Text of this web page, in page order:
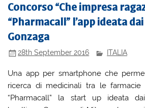
Concorso “Che impresa
“Pharmacall” l’app ideata
Gonzaga
28th September 2016 ITALIA
Una app per smartphone che
ricerca di medicinali tra le farmacie
“Pharmacall” la start up ideata